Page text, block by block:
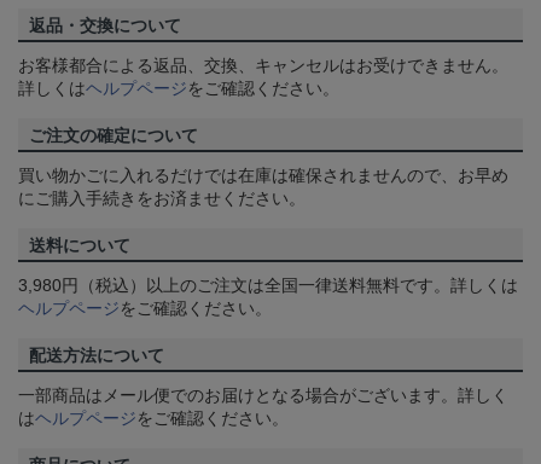
返品・交換について
お客様都合による返品、交換、キャンセルはお受けできません。
詳しくはヘルプページをご確認ください。
ご注文の確定について
買い物かごに入れるだけでは在庫は確保されませんので、お早め
にご購入手続きをお済ませください。
送料について
3,980円（税込）以上のご注文は全国一律送料無料です。詳しくは
ヘルプページをご確認ください。
配送方法について
一部商品はメール便でのお届けとなる場合がございます。詳しく
はヘルプページをご確認ください。